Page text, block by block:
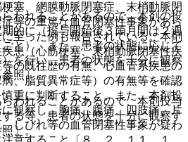
われることがあるので、本剤の投
的に（投与開始後３箇月間は２週
と）、また、患者の状態に応じて
を行い、患者の状態を十分に観察
照〕。
われることがあるので、本剤投与
る等、患者の状態を十分に観察す
〕。
塞、網膜動脈閉塞症、末梢動脈閉
等の重篤な血管閉塞性事象があら
至った例も報告されている。本剤
患（心筋梗塞、末梢動脈閉塞性疾
の既往歴の有無、心血管系疾患の
、脂質異常症等）の有無等を確認
重に判断すること。また、本剤投
観察し、胸痛、腹痛、四肢痛、片
しびれ等の血管閉塞性事象が疑わ